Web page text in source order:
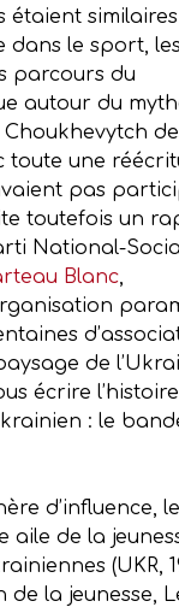
étaient
dans le sport,
parcours du
autour du
Choukhevytch
toute une
pas
toutefois un
National-
Blanc,
de
écrire
: le
d’influence,
de la
(UKR,
la jeunesse,